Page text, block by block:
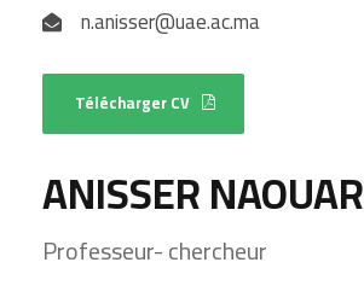
n.anisser@uae.ac.ma
Télécharger CV
ANISSER NAOUAR
Professeur- chercheur